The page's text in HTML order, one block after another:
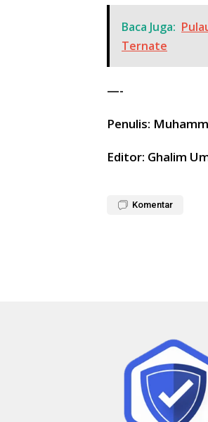
Baca Juga:
Ternate
—-
Penulis:
Editor: Ghalim
Komentar